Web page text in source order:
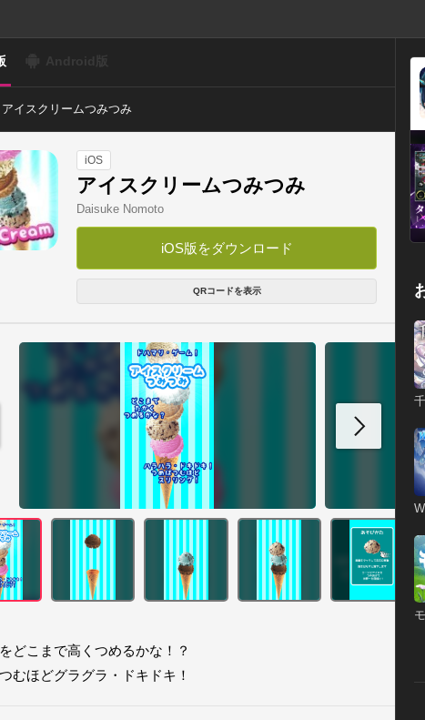
アイスクリームつみつみ
iOS
アイスクリームつみつみ
Daisuke Nomoto
iOS版をダウンロード
QRコードを表示
どこまで高くつめるかな！？
むほどグラグラ・ドキドキ！